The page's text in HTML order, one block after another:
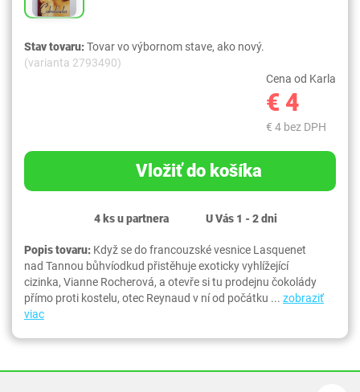
Stav tovaru:Tovar vo výbornom stave, ako nový.
(varianta 2793490)
Cena od Karla
€ 4
€ 4 bez DPH
Vložiť do košíka
4 ks u partnera U Vás 1 - 2 dni
Popis tovaru: Když se do francouzské vesnice Lasquenet
nad Tannou bůhvíodkud přistěhuje exoticky vyhlížející
cizinka, Vianne Rocherová, a otevře si tu prodejnu čokolády
přímo proti kostelu, otec Reynaud v ní od počátku ... zobraziť
viac